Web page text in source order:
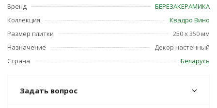
Бренд
БЕРЕЗАКЕРАМИКА
Коллекция
Квадро Вино
Размер плитки
250 x 350 мм
Назначение
Декор настенный
Страна
Беларусь
Задать вопрос